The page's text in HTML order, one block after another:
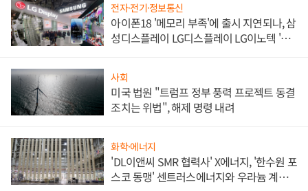
전자·전기·정보통신
아이폰18 '메모리 부족'에 출시 지연되나, 삼
성디스플레이 LG디스플레이 LG이노텍 '탈
사회
미국 법원 "트럼프 정부 풍력 프로젝트 동결
조치는 위법", 해제 명령 내려
화학·에너지
'DL이앤씨 SMR 협력사' X에너지, '한수원 포
스코 동맹' 센트러스에너지와 우라늄 계약